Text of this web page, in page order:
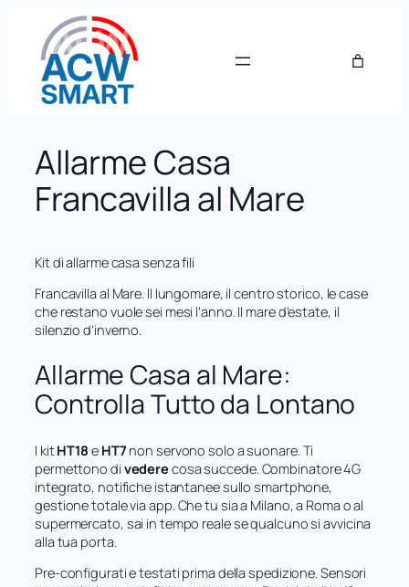
contenuto
Allarme Casa
Francavilla al Mare
Kit di allarme casa senza fili
Francavilla al Mare. Il lungomare, il centro storico, le case
che restano vuole sei mesi l’anno. Il mare d’estate, il
silenzio d’inverno.
Allarme Casa al Mare:
Controlla Tutto da Lontano
I kitHT18 e HT7 non servono solo a suonare. Ti
permettono di vederecosa succede. Combinatore 4G
integrato, notifiche istantanee sullo smartphone,
gestione totale via app. Che tu sia a Milano, a Roma o al
supermercato, sai in tempo reale se qualcuno si avvicina
alla tua porta.
Pre-configurati e testati prima della spedizione. Sensori